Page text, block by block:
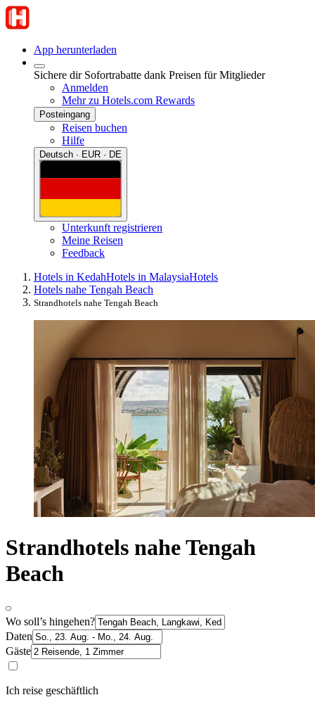
App herunterladen
Sichere dir Sofortrabatte dank Preisen für Mitglieder
Anmelden
Mehr zu Hotels.com Rewards
Posteingang
Reisen buchen
Hilfe
Deutsch · EUR · DE
Unterkunft registrieren
Meine Reisen
Feedback
Hotels in KedahHotels in MalaysiaHotels
Hotels nahe Tengah Beach
Strandhotels nahe Tengah Beach
Strandhotels nahe Tengah
Beach
Wo soll’s hingehen?
Daten
Gäste
Ich reise geschäftlich